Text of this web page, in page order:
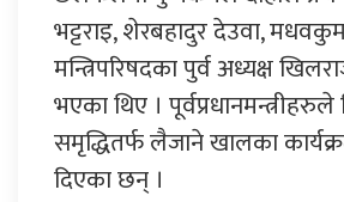
भट्टराइ, शेरबहादुर देउवा,
मन्त्रिपरिषदका पुर्व अध्यक्ष
भएका थिए ।
समृद्धितर्फ लैजाने खालका
दिएका छन् ।